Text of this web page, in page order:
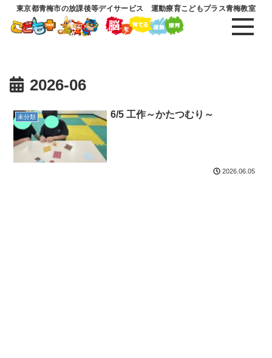
東京都青梅市の放課後等デイサービス 運動療育こどもプラス青梅教室
2026-06
未分類 6/5 工作～かたつむり～
2026.06.05